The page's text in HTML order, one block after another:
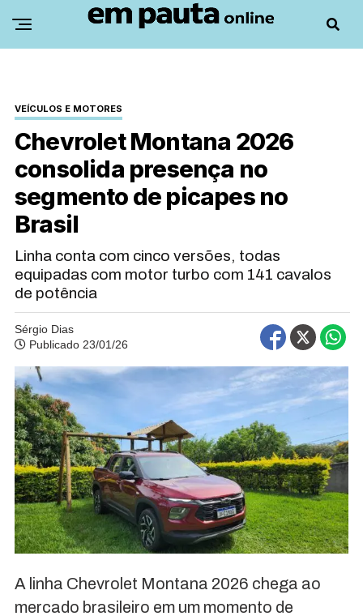
VEÍCULOS E MOTORES
Chevrolet Montana 2026
consolida presença no
segmento de picapes no
Brasil
Linha conta com cinco versões, todas
equipadas com motor turbo com 141 cavalos
de potência
Sérgio Dias
Publicado 23/01/26
A linha Chevrolet Montana 2026 chega ao
mercado brasileiro em um momento de